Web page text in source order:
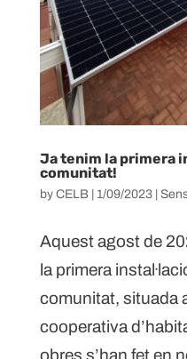
Ja tenim la primera
comunitat!
by CELB 1/09/2023|
Aquest agost de
la primera
comunitat, situada
cooperativa